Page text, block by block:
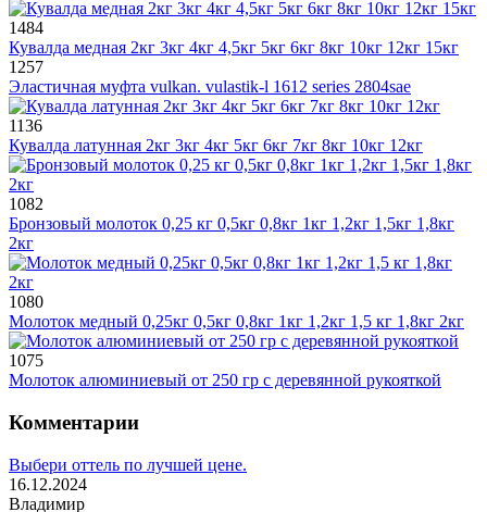
1484
Кувалда медная 2кг 3кг 4кг 4,5кг 5кг 6кг 8кг 10кг 12кг 15кг
1257
Эластичная муфта vulkan. vulastik-l 1612 series 2804sae
1136
Кувалда латунная 2кг 3кг 4кг 5кг 6кг 7кг 8кг 10кг 12кг
1082
Бронзовый молоток 0,25 кг 0,5кг 0,8кг 1кг 1,2кг 1,5кг 1,8кг
2кг
1080
Молоток медный 0,25кг 0,5кг 0,8кг 1кг 1,2кг 1,5 кг 1,8кг 2кг
1075
Молоток алюминиевый от 250 гр с деревянной рукояткой
Комментарии
Выбери оттель по лучшей цене.
16.12.2024
Владимир